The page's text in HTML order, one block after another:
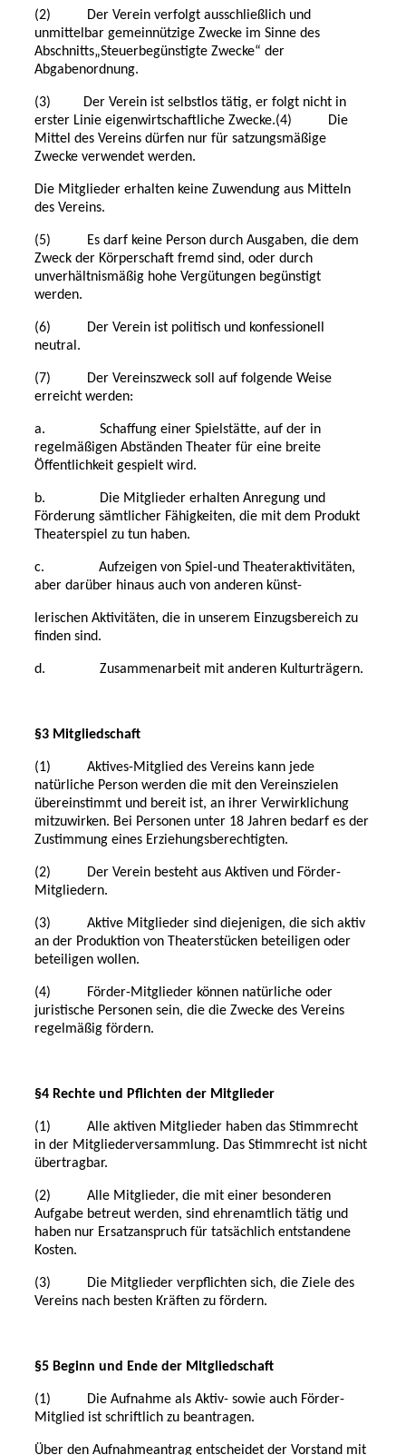
(2) Der Verein verfolgt ausschließlich und
unmittelbar gemeinnützige Zwecke im Sinne des
Abschnitts„Steuerbegünstigte Zwecke“ der
Abgabenordnung.
(3) Der Verein ist selbstlos tätig, er folgt nicht in
erster Linie eigenwirtschaftliche Zwecke.(4) Die
Mittel des Vereins dürfen nur für satzungsmäßige
Zwecke verwendet werden.
Die Mitglieder erhalten keine Zuwendung aus Mitteln
des Vereins.
(5) Es darf keine Person durch Ausgaben, die dem
Zweck der Körperschaft fremd sind, oder durch
unverhältnismäßig hohe Vergütungen begünstigt
werden.
(6) Der Verein ist politisch und konfessionell
neutral.
(7) Der Vereinszweck soll auf folgende Weise
erreicht werden:
a. Schaffung einer Spielstätte, auf der in
regelmäßigen Abständen Theater für eine breite
Öffentlichkeit gespielt wird.
b. Die Mitglieder erhalten Anregung und
Förderung sämtlicher Fähigkeiten, die mit dem Produkt
Theaterspiel zu tun haben.
c. Aufzeigen von Spiel-und Theateraktivitäten,
aber darüber hinaus auch von anderen künst-
lerischen Aktivitäten, die in unserem Einzugsbereich zu
finden sind.
d. Zusammenarbeit mit anderen Kulturträgern.
§3 Mitgliedschaft
(1) Aktives-Mitglied des Vereins kann jede
natürliche Person werden die mit den Vereinszielen
übereinstimmt und bereit ist, an ihrer Verwirklichung
mitzuwirken. Bei Personen unter 18 Jahren bedarf es der
Zustimmung eines Erziehungsberechtigten.
(2) Der Verein besteht aus Aktiven und Förder-
Mitgliedern.
(3) Aktive Mitglieder sind diejenigen, die sich aktiv
an der Produktion von Theaterstücken beteiligen oder
beteiligen wollen.
(4) Förder-Mitglieder können natürliche oder
juristische Personen sein, die die Zwecke des Vereins
regelmäßig fördern.
§4 Rechte und Pflichten der Mitglieder
(1) Alle aktiven Mitglieder haben das Stimmrecht
in der Mitgliederversammlung. Das Stimmrecht ist nicht
übertragbar.
(2) Alle Mitglieder, die mit einer besonderen
Aufgabe betreut werden, sind ehrenamtlich tätig und
haben nur Ersatzanspruch für tatsächlich entstandene
Kosten.
(3) Die Mitglieder verpflichten sich, die Ziele des
Vereins nach besten Kräften zu fördern.
§5 Beginn und Ende der Mitgliedschaft
(1) Die Aufnahme als Aktiv- sowie auch Förder-
Mitglied ist schriftlich zu beantragen.
Über den Aufnahmeantrag entscheidet der Vorstand mit